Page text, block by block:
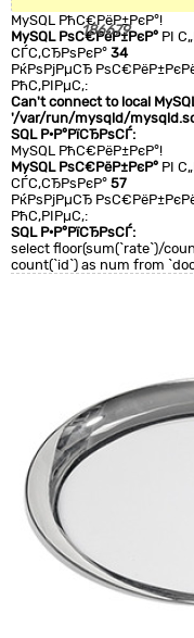
186679
MySQL РћС€РёР±РєР°!
MySQL РѕС€РёР±РєР° РІ
СЃС‚СЂРѕРєР° 34
РќРѕРјРµСЂ
РћС‚РІРµС‚:
Can't connect to local
'/var/run/mysqld/
SQL Р·Р°РїСЂРѕСЃ:
MySQL РћС€РёР±РєР°!
MySQL РѕС€РёР±РєР° РІ
СЃС‚СЂРѕРєР° 57
РќРѕРјРµСЂ
РћС‚РІРµС‚:
SQL Р·Р°РїСЂРѕСЃ:
select floor(sum(`rate`)/
count(`id`) as num from